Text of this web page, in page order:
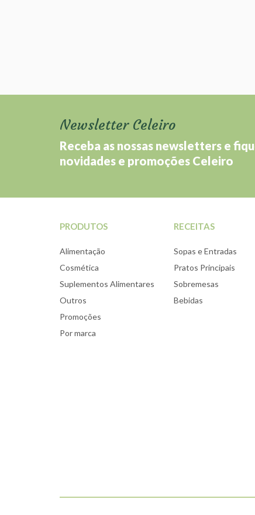
Newsletter Celeiro
Receba as nossas newsletters e
novidades e promoções Celeiro
PRODUTOS
Alimentação
Cosmética
Suplementos Alimentares
Outros
Promoções
Por marca
RECEITAS
Sopas e Entradas
Pratos Principais
Sobremesas
Bebidas